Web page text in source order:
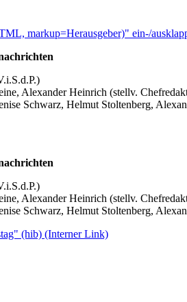
markup=Herausgeber)" ein-/
Alexander Heinrich (stellv.
Schwarz, Helmut Stoltenberg,
Alexander Heinrich (stellv.
Schwarz, Helmut Stoltenberg,
(hib) (Interner Link)